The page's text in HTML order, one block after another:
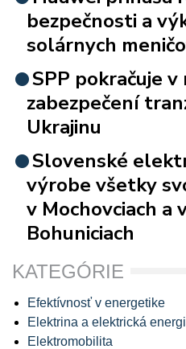
bezpečnosti a
solárnych
SPP pokračuje
zabezpečení
Ukrajinu
Slovenské
výrobe všetky
v Mochovciach a
Bohuniciach
KATEGÓRIE
Efektívnosť v energetike
Elektrina a elektrická
Elektromobilita